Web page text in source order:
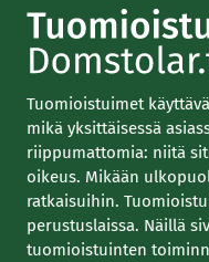
Tuomioistuimet
mikä yksittäisessä
riippumattomia: niitä
oikeus. Mikään
ratkaisuihin.
perustuslaissa. Näillä
tuomioistuinten